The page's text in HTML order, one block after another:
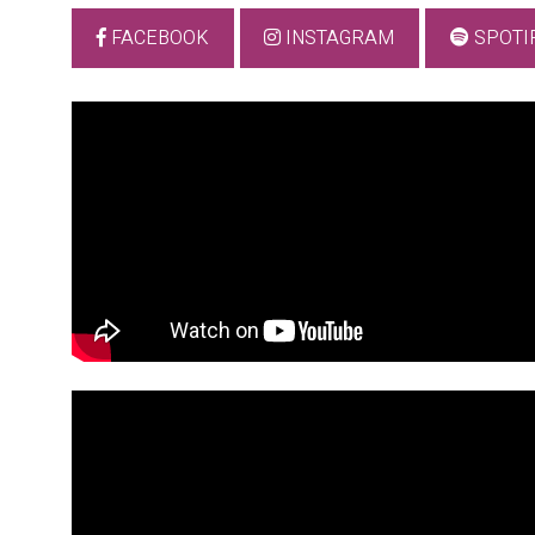
FACEBOOK INSTAGRAM